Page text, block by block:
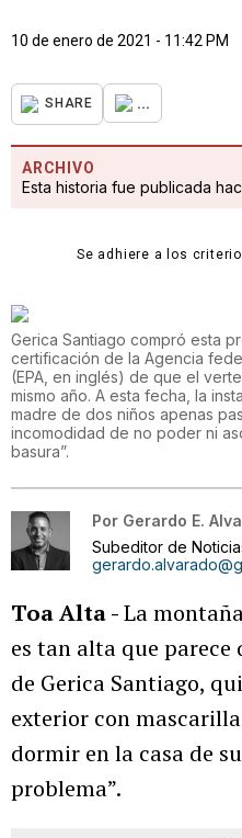
10 de enero de 2021 - 11:42 PM
SHARE ...
ARCHIVO
Esta historia fue publicada
Se adhiere a los
Gerica Santiago compró esta
certificación de la Agencia
(EPA, en inglés) de que el
mismo año. A esta fecha, la
madre de dos niños apenas
incomodidad de no poder ni
basura”.
Por Gerardo E.
Subeditor de
Toa Alta -La
es tan alta que
de Gerica Santiago,
exterior con
dormir en la casa de
problema”.